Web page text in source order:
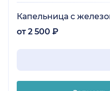
Капельница с
от 2 500 ₽